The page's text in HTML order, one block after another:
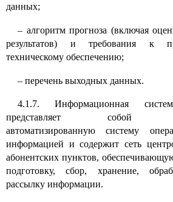
данных;
– алгоритм прогноза (включая
результатов) и требования к
техническому обеспечению;
– перечень выходных данных.
4.1.7. Информационная
представляет собой
автоматизированную систему
информацией и содержит сеть
абонентских пунктов,
подготовку, сбор, хранение,
рассылку информации.